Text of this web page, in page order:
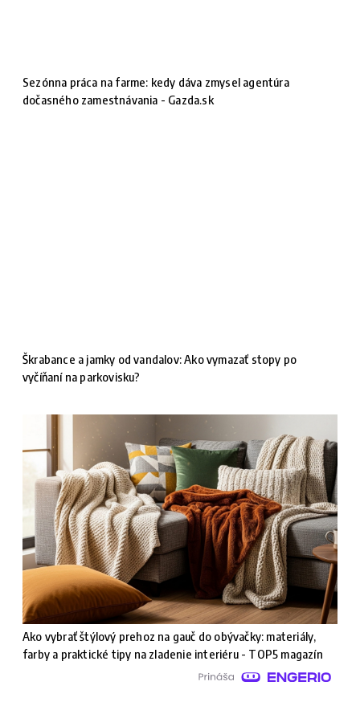
Sezónna práca na farme: kedy dáva zmysel agentúra
dočasného zamestnávania - Gazda.sk
Škrabance a jamky od vandalov: Ako vymazať stopy po
vyčíňaní na parkovisku?
Ako vybrať štýlový prehoz na gauč do obývačky: materiály,
farby a praktické tipy na zladenie interiéru - TOP5 magazín